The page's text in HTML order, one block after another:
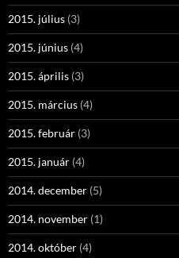
2015. július (3)
2015. június (4)
2015. április (3)
2015. március (4)
2015. február (3)
2015. január (4)
2014. december (5)
2014. november (1)
2014. október (4)